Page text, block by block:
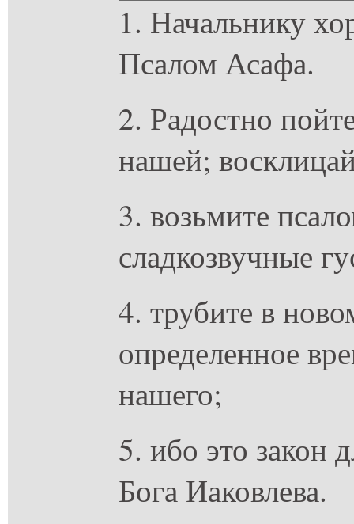
1. Начальнику
Псалом Асафа.
2. Радостно
нашей;
3. возьмите
сладкозвучные
4. трубите в
определенное
нашего;
5. ибо это закон
Бога Иаковлева.